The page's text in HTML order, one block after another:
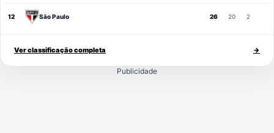
12 São Paulo 26 20 2
Ver classificação completa →
Publicidade